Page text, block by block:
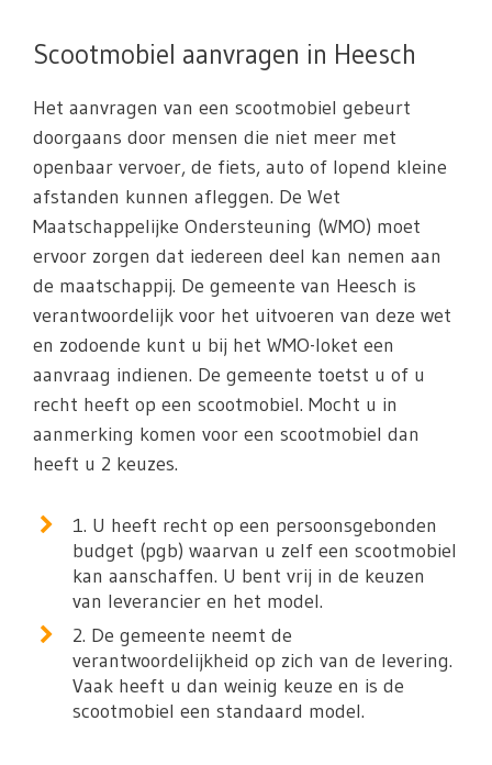
Scootmobiel aanvragen in Heesch
Het aanvragen van een scootmobiel gebeurt
doorgaans door mensen die niet meer met
openbaar vervoer, de fiets, auto of lopend kleine
afstanden kunnen afleggen. De Wet
Maatschappelijke Ondersteuning (WMO) moet
ervoor zorgen dat iedereen deel kan nemen aan
de maatschappij. De gemeente van Heesch is
verantwoordelijk voor het uitvoeren van deze wet
en zodoende kunt u bij het WMO-loket een
aanvraag indienen. De gemeente toetst u of u
recht heeft op een scootmobiel. Mocht u in
aanmerking komen voor een scootmobiel dan
heeft u 2 keuzes.
1. U heeft recht op een persoonsgebonden
budget (pgb) waarvan u zelf een scootmobiel
kan aanschaffen. U bent vrij in de keuzen
van leverancier en het model.
2. De gemeente neemt de
verantwoordelijkheid op zich van de levering.
Vaak heeft u dan weinig keuze en is de
scootmobiel een standaard model.